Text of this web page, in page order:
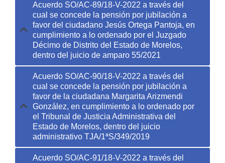
Acuerdo SO/AC-89/18-V-2022 a través del
cual se concede la pensión por jubilación a
favor del ciudadano Jesús Ortega Pantoja, en
cumplimiento a lo ordenado por el Juzgado
Décimo de Distrito del Estado de Morelos,
dentro del juicio de amparo 55/2021
Acuerdo SO/AC-90/18-V-2022 a través del
cual se concede la pensión por jubilación a
favor de la ciudadana Margarita Arizmendi
González, en cumplimiento a lo ordenado por
el Tribunal de Justicia Administrativa del
Estado de Morelos, dentro del juicio
administrativo TJA/1ªS/349/2019
Acuerdo SO/AC-91/18-V-2022 a través del